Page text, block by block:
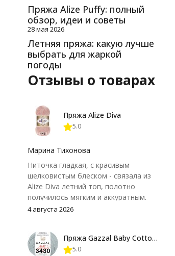
Пряжа Alize Puffy: полный
обзор, идеи и советы
28 мая 2026
Летняя пряжа: какую лучше
выбрать для жаркой
погоды
Отзывы о товарах
Пряжа Alize Diva
5.0
Марина Тихонова
Ниточка гладкая, с красивым
шелковистым блеском - связала из
Alize Diva летний топ, полотно
получилось мягким и аккуратным.
Петли хорошо видны, вяжется
нюанс - пряжа немного скользит и
иногда расслаивается, пришлось
4 августа 2026
Пряжа Gazzal Baby Cotton 25
5.0